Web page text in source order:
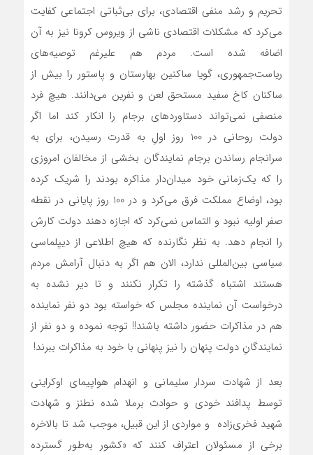
تحريم و رشد منفي اقتصادي، براي بي‌ثباتي اجتماعي کفايت
مي‌کرد که مشکلات اقتصادي ناشي از ويروس کرونا نيز به آن
اضافه شده است. مردم هم عليرغم توصيه‌هاي
رياست‌جمهوري، گويا ساکنين بهارستان و پاستور را بيش از
ساکنان کاخ سفيد مستحق لعن و نفرين مي‌دانند. هيچ فرد
منصفي نمي‌تواند دستاوردهاي برجام را انکار کند اما اگر
دولت روحاني در 100 روز اولِ به قدرت رسيدن، براي به
سرانجام رساندن برجام نمايندگان بخشي از مخالفان امروزي
را که يک‌زماني خود ميدان‌دار مذاکره بودند را شريک کرده
بود، اوضاع مملکت فرق مي‌کرد و در 100 روز پاياني در نقطه
صفر اوليه نبود و التماس نمي‌کرد که اجازه دهند دولت کارش
را انجام دهد. به نظر نگارنده که هيچ اطلاعي از ديپلماسي
سياسي بين‌المللي ندارد، الان هم اگر به دنبال آرامش مردم
هستند اشتباه گذشته را تکرار نکنند و تا دير نشده به
درخواست آن نماينده مجلس که خواسته بود دو نفر نماينده
هم در مذاکرات حضور داشته باشند!! توجه نموده و دو نفر از
نمايندگانِ دولت پنهان را نيز پنهاني با خود به مذاکرات ببرند!
بعد از شهادت سردار سليماني و انهدام هواپيماي اوکرايني
توسط پدافند خودي و حوادث برملا شده نطنز و شهادت
شهيد فخري‌زاده و مواردي از اين قبيل، موجب شد تا بالاخره
برخي از مسئولان اعتراف کنند که «کشور به‌طور گسترده